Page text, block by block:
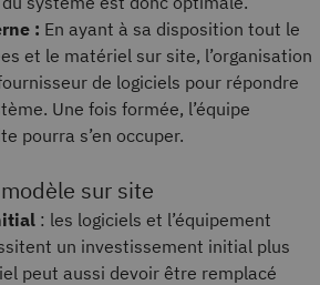
: En ayant à sa disposition tout le
et le matériel sur site, l’organisation
de logiciels pour répondre
Une fois formée, l’équipe
pourra s’en occuper.
sur site
: les logiciels et l’équipement
un investissement initial plus
peut aussi devoir être remplacé